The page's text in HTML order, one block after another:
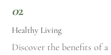
02
Healthy Living
Discover the benefits of